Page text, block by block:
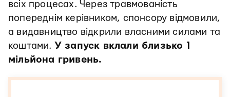
всіх процесах. Через травмованість
попереднім керівником, спонсору відмовили,
а видавництво відкрили власними силами та
коштами. У запуск вклали близько 1
мільйона гривень.